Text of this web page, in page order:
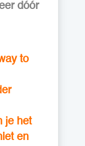
dóór
to
je het
en